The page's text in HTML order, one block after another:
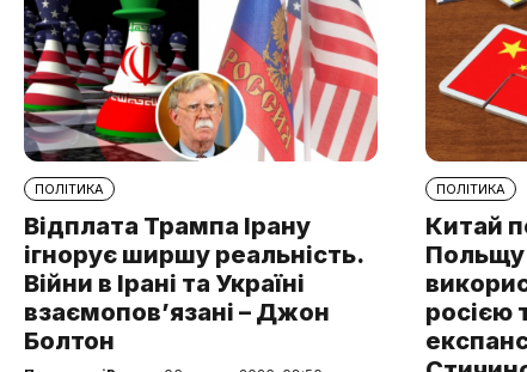
ПОЛІТИКА
Відплата Трампа Ірану
ігнорує ширшу реальність.
Війни в Ірані та Україні
взаємопов’язані – Джон
Болтон
ПОЛІТИКА
Китай
росією